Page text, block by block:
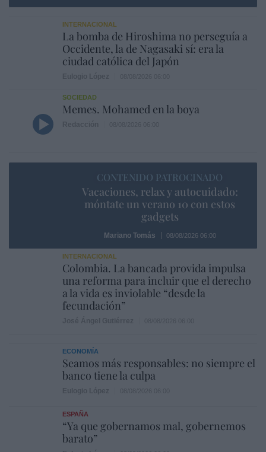
INTERNACIONAL
La bomba de Hiroshima no perseguía a
Occidente, la de Nagasaki sí: era la
ciudad católica del Japón
SOCIEDAD
Memes. Mohamed en la boya
CONTENIDO PATROCINADO
Vacaciones, relax y autocuidado:
móntate un verano 10 con estos
gadgets
Mariano Tomás 08/08/2026 06:00
INTERNACIONAL
Colombia. La bancada provida impulsa
una reforma para incluir que el derecho
a la vida es inviolable “desde la
fecundación”
ECONOMÍA
Seamos más responsables: no siempre el
banco tiene la culpa
ESPAÑA
“Ya que gobernamos mal, gobernemos
barato”